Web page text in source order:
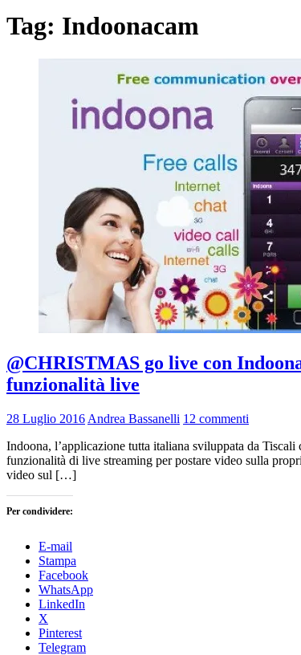
Tag: Indoonacam
@CHRISTMAS go live con
funzionalità live
28 Luglio 2016 Andrea Bassanelli 12 commenti
Indoona, l’applicazione tutta italiana sviluppata da
funzionalità di live streaming per postare video sulla
video sul […]
Per condividere:
E-mail
Stampa
Facebook
WhatsApp
LinkedIn
X
Pinterest
Telegram